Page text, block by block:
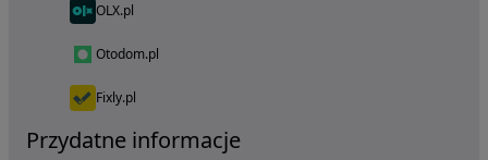
OLX.pl
Otodom.pl
Fixly.pl
Przydatne informacje